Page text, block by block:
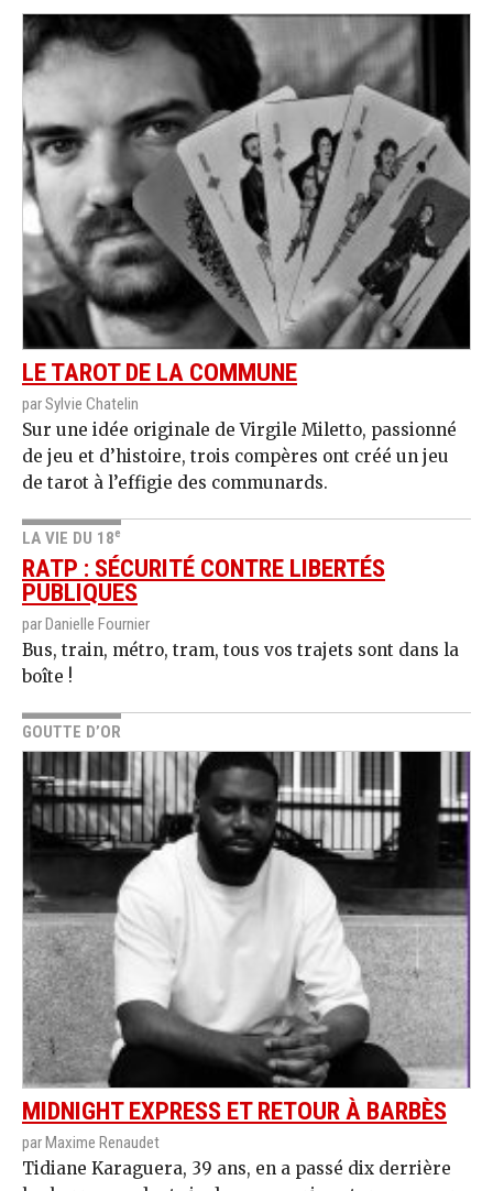
LE TAROT DE LA COMMUNE
par Sylvie Chatelin
Sur une idée originale de Virgile Miletto, passionné
de jeu et d’histoire, trois compères ont créé un jeu
de tarot à l’effigie des communards.
LA VIE DU 18e
RATP : SÉCURITÉ CONTRE LIBERTÉS
PUBLIQUES
par Danielle Fournier
Bus, train, métro, tram, tous vos trajets sont dans la
boîte !
GOUTTE D’OR
MIDNIGHT EXPRESS ET RETOUR À BARBÈS
par Maxime Renaudet
Tidiane Karaguera, 39 ans, en a passé dix derrière